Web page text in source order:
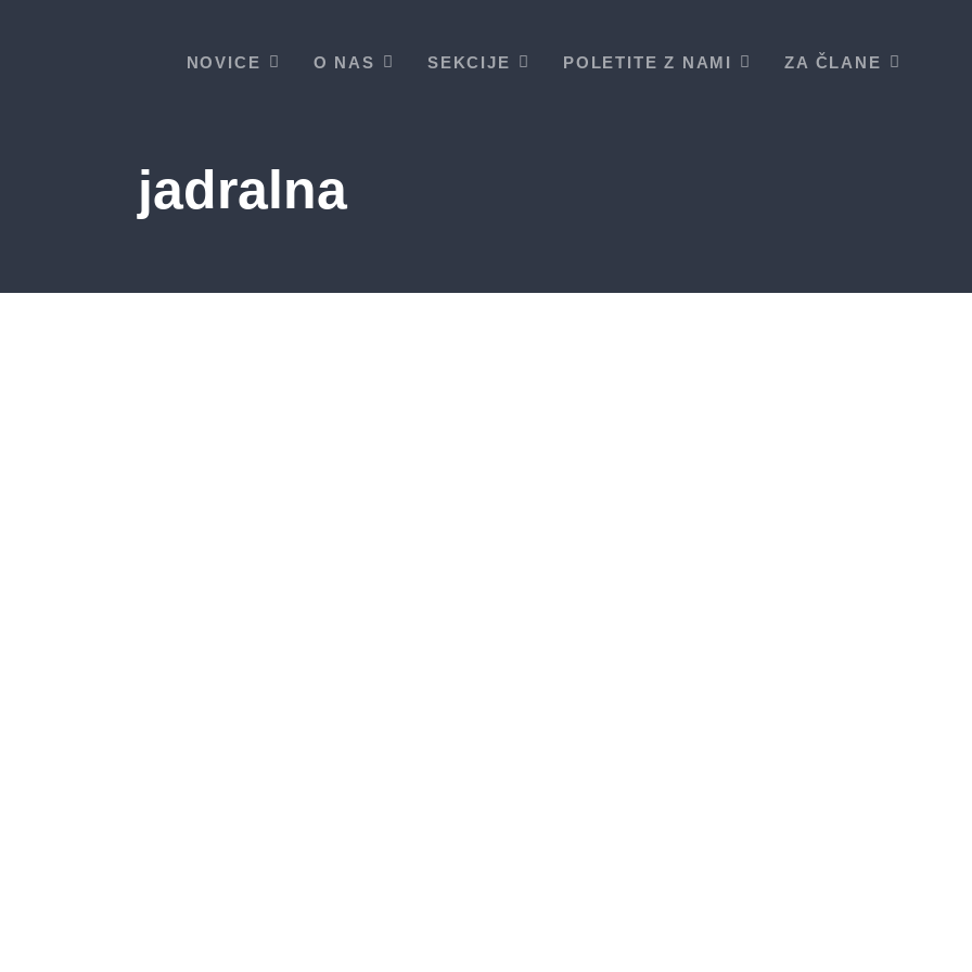
NOVICE O NAS SEKCIJE POLETITE Z NAMI ZA ČLANE
jadralna